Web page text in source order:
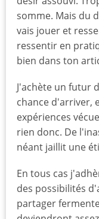
somme. Mais du
vais jouer et
ressentir en
bien dans ton
J'achète un futur
chance d'arriver,
expériences
rien donc. De
néant jaillit une
En tous cas
des possibilités
partager